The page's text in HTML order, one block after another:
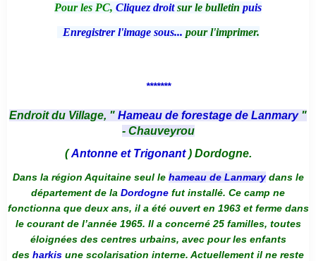
Pour les PC, Cliquez droitsur le bulletin puis
Enregistrer l'image sous... pour l'imprimer.
*******
Endroit du Village, " Hameau de forestage de Lanmary "
- Chauveyrou
(Antonne et Trigonant) Dordogne.
Dans la région Aquitaine seul le hameau de Lanmarydans le
département de la Dordogne fut installé. Ce camp ne
fonctionna que deux ans, il a été ouvert en 1963 et ferme dans
le courant de l’année 1965. Il a concerné 25 familles, toutes
éloignées des centres urbains, avec pour les enfants
des harkis une scolarisation interne. Actuellement il ne reste